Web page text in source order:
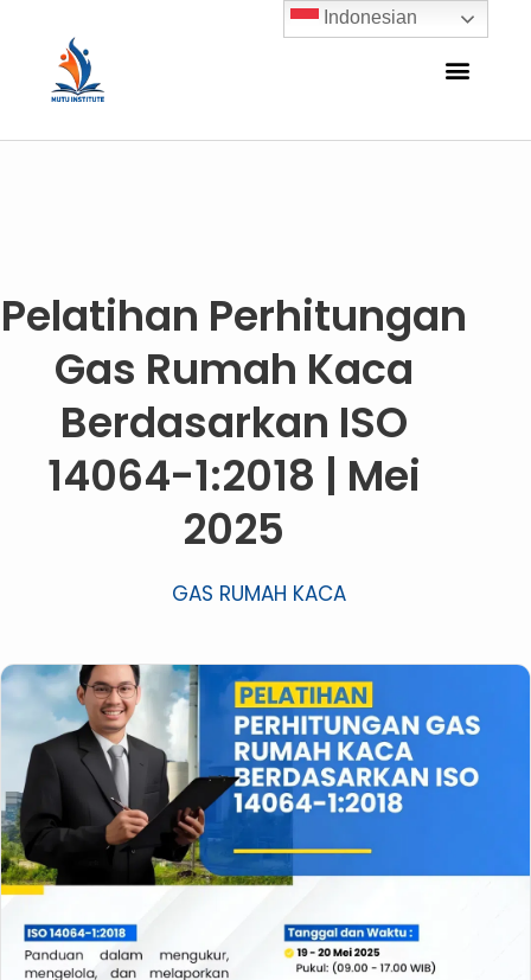
Pelatihan Perhitungan
Gas Rumah Kaca
Berdasarkan ISO
14064-1:2018 | Mei
2025
GAS RUMAH KACA
Indonesian